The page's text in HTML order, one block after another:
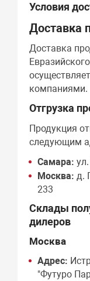
Условия
Доставка
Доставка
компаниями.
Отгрузка
Продукция
следующим
Самара:
Москва: д.
233
Склады
дилеров
Москва
Адрес:
"Футуро